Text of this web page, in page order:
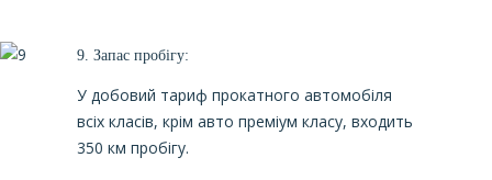
9. Запас пробігу:
У добовий тариф прокатного автомобіля
всіх класів, крім авто преміум класу, входить
350 км пробігу.